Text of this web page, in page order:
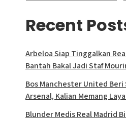
Recent
Arbeloa Siap Tinggalkan
Bantah Bakal Jadi Staf
Bos Manchester United Beri
Arsenal, Kalian Memang
Blunder Medis Real Madrid